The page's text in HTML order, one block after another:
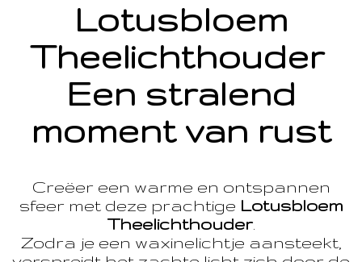
Lotusbloem
Theelichthouder
Een stralend
moment van rust
Creëer een warme en ontspannen
sfeer met deze prachtige Lotusbloem
Theelichthouder.
Zodra je een waxinelichtje aansteekt,